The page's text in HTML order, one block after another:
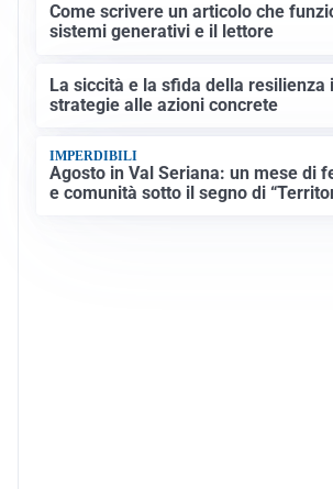
Come scrivere un articolo che
sistemi generativi e il lettore
La siccità e la sfida della resilienza
strategie alle azioni concrete
IMPERDIBILI
Agosto in Val Seriana: un mese di
e comunità sotto il segno di